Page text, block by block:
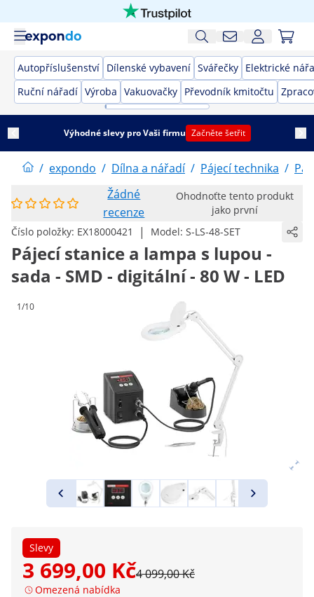
Autopříslušenství Dílenské vybavení Svářečky Elektrické
Ruční nářadí Výroba Vakuovačky Převodník kmitočtu
Výhodné slevy pro Vaši firmu Začněte šetřit
/ expondo / Dílna a nářadí / Pájecí technika /
Žádné
recenze
Ohodnoťte tento produkt
jako první
Číslo položky: EX18000421 | Model: S-LS-48-SET
Pájecí stanice a lampa s lupou -
sada - SMD - digitální - 80 W - LED
1/10
Slevy
3 699,00 Kč4 099,00 Kč
Omezená nabídka